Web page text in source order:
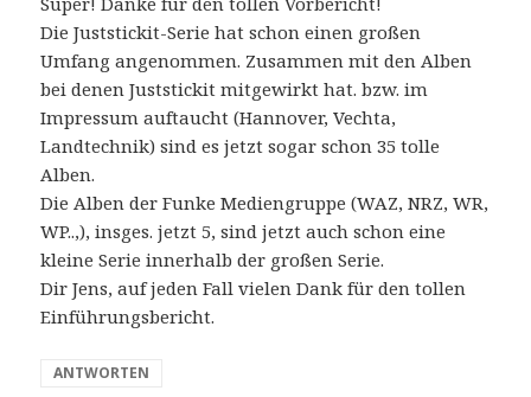
t
:
Die Juststickit-Serie hat schon einen großen
Umfang angenommen. Zusammen mit den Alben
bei denen Juststickit mitgewirkt hat. bzw. im
Impressum auftaucht (Hannover, Vechta,
Landtechnik) sind es jetzt sogar schon 35 tolle
Alben.
Die Alben der Funke Mediengruppe (WAZ, NRZ, WR,
WP..,), insges. jetzt 5, sind jetzt auch schon eine
kleine Serie innerhalb der großen Serie.
Dir Jens, auf jeden Fall vielen Dank für den tollen
Einführungsbericht.
ANTWORTEN